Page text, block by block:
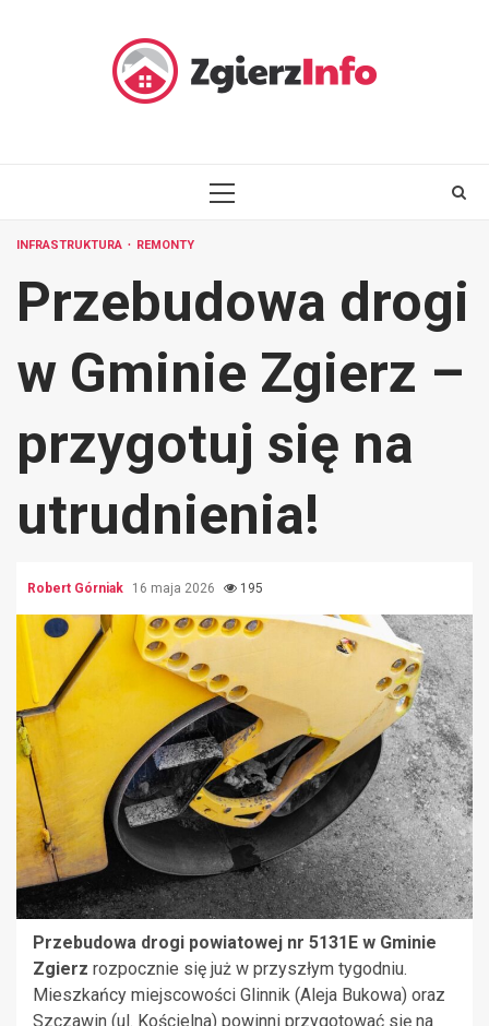
PRIMARY
INFRASTRUKTURA REMONTY
Przebudowa drogi
w Gminie Zgierz –
przygotuj się na
utrudnienia!
Robert Górniak 16 maja 2026 195
Przebudowa drogi powiatowej nr 5131E w Gminie
Zgierz rozpocznie się już w przyszłym tygodniu.
Mieszkańcy miejscowości Glinnik (Aleja Bukowa) oraz
Szczawin (ul. Kościelna) powinni przygotować się na